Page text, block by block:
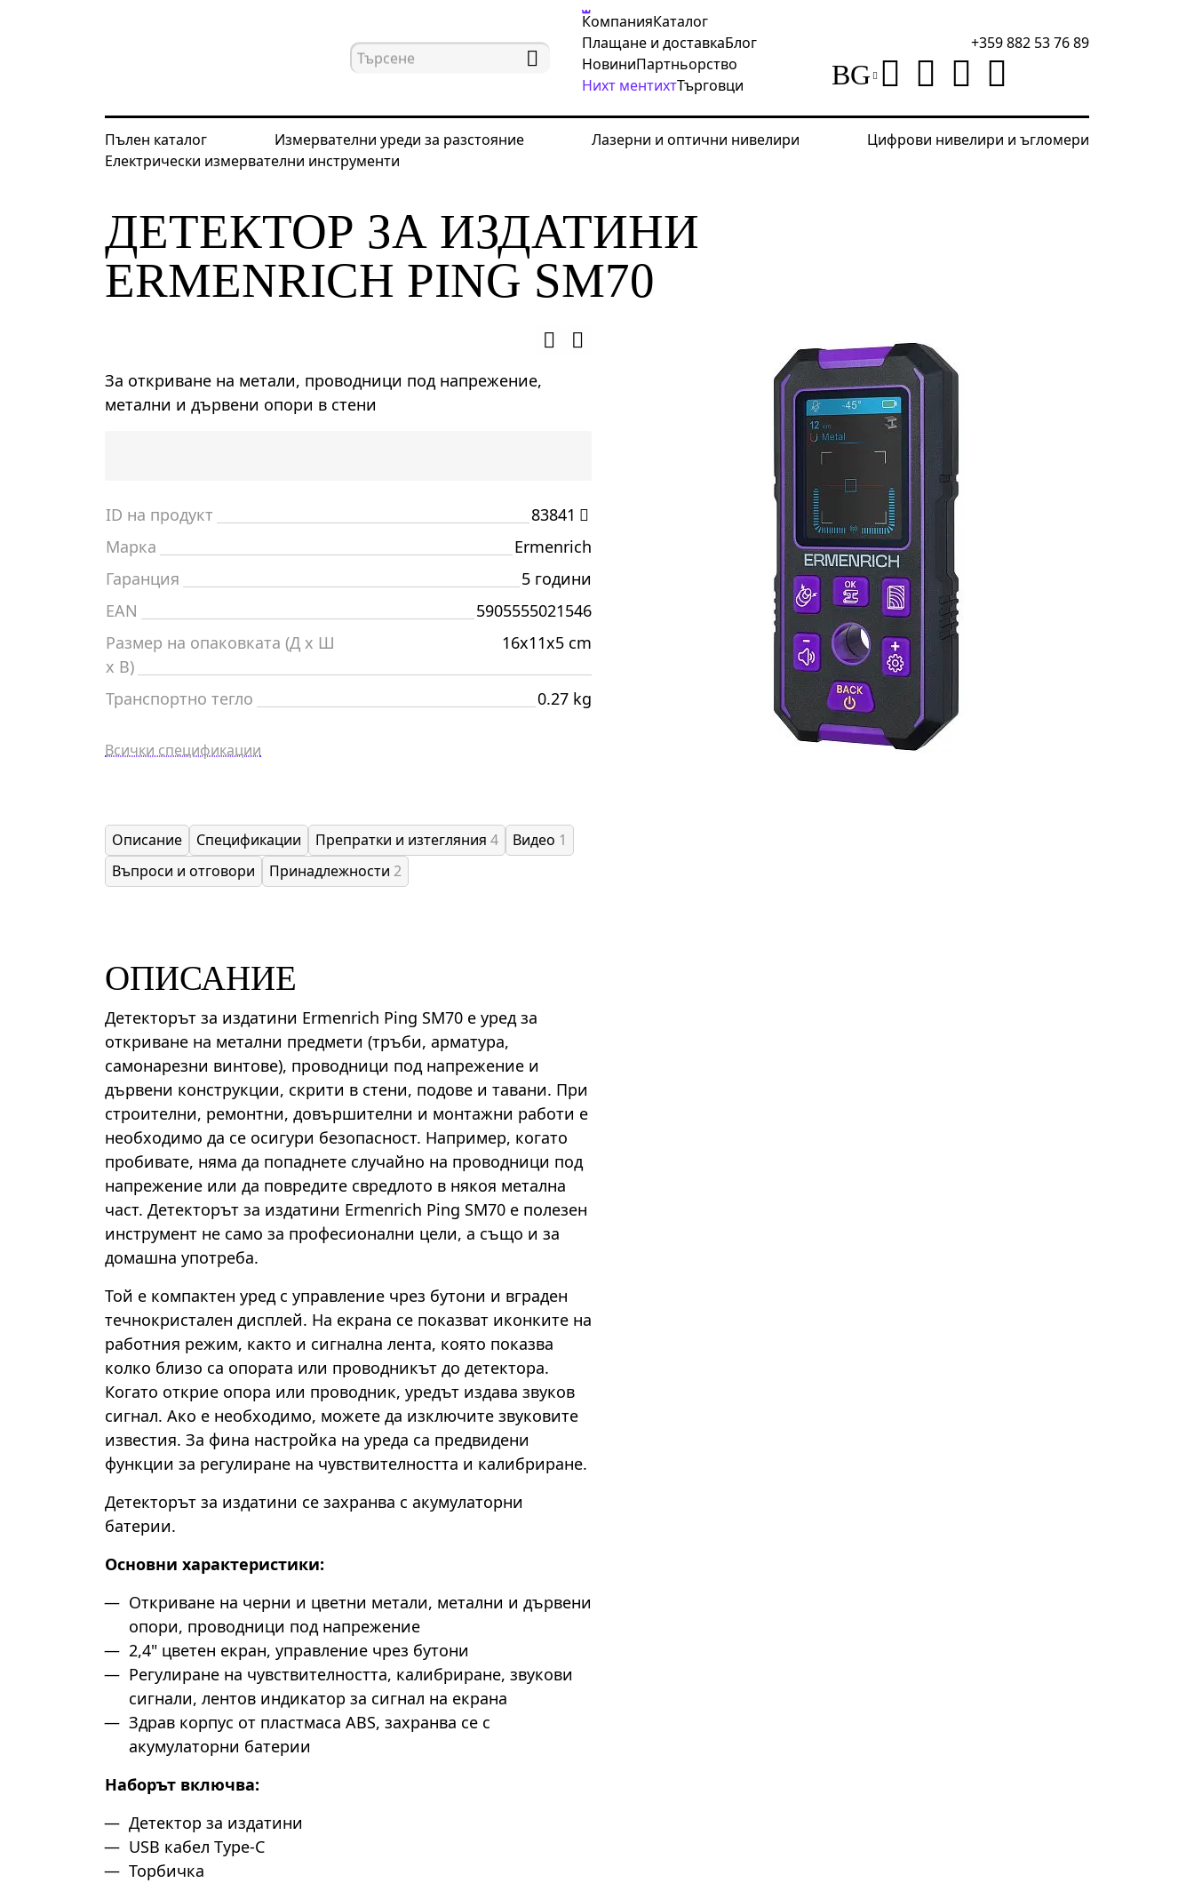
КомпанияКаталог
Плащане и доставкаБлог
НовиниПартньорство
Нихт ментихтТърговци
+359 882 53 76 89
BG
Пълен каталог Измервателни уреди за разстояние Лазерни и оптични нивелири
Цифрови нивелири и ъгломери
Електрически измервателни инструменти
Начална страница Каталог Детектори за издатини
ДЕТЕКТОР ЗА ИЗДАТИНИ
ERMENRICH PING SM70
За откриване на метали, проводници под напрежение,
метални и дървени опори в стени
ID на продукт
83841
Марка
Ermenrich
Гаранция
5 години
EAN
5905555021546
Размер на опаковката (Д x Ш
x В)
16x11x5 cm
Транспортно тегло 0.27 kg
Всички спецификации
Описание Спецификации Препратки и изтегляния 4 Видео 1
Въпроси и отговори
Принадлежности 2
ОПИСАНИЕ
Детекторът за издатини Ermenrich Ping SM70 е уред за
откриване на метални предмети (тръби, арматура,
самонарезни винтове), проводници под напрежение и
дървени конструкции, скрити в стени, подове и тавани. При
строителни, ремонтни, довършителни и монтажни работи е
необходимо да се осигури безопасност. Например, когато
пробивате, няма да попаднете случайно на проводници под
напрежение или да повредите свредлото в някоя метална
част. Детекторът за издатини Ermenrich Ping SM70 е полезен
инструмент не само за професионални цели, а също и за
домашна употреба.
Той е компактен уред с управление чрез бутони и вграден
течнокристален дисплей. На екрана се показват иконките на
работния режим, както и сигнална лента, която показва
колко близо са опората или проводникът до детектора.
Когато открие опора или проводник, уредът издава звуков
сигнал. Ако е необходимо, можете да изключите звуковите
известия. За фина настройка на уреда са предвидени
функции за регулиране на чувствителността и калибриране.
Детекторът за издатини се захранва с акумулаторни
батерии.
Основни характеристики:
Откриване на черни и цветни метали, метални и дървени
опори, проводници под напрежение
2,4" цветен екран, управление чрез бутони
Регулиране на чувствителността, калибриране, звукови
сигнали, лентов индикатор за сигнал на екрана
Здрав корпус от пластмаса ABS, захранва се с
акумулаторни батерии
Наборът включва:
Детектор за издатини
USB кабел Type-C
Торбичка